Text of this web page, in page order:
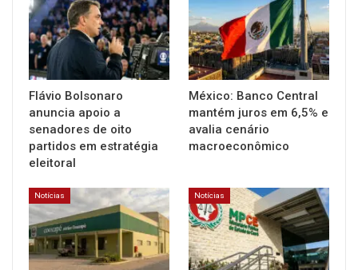
Flávio Bolsonaro
anuncia apoio a
senadores de oito
partidos em estratégia
eleitoral
México: Banco Central
mantém juros em 6,5% e
avalia cenário
macroeconômico
Notícias Notícias